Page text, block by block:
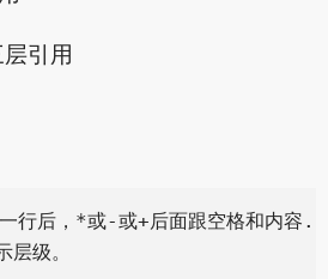
引用
行后，*或-或+后面跟空格和内容.
层级。